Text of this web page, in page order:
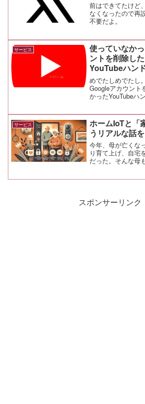
前はできてたけど
なくなったので再
不要だよ。
サービス
使っていなか
ントを削除し
YouTubeハン
になった
めでたしめでたし
Googleアカウント
かったYouTubeハ
解放は数日って期
サービス
ホームIoTと「
うリアルな話
今年、母が亡くな
り育て上げ、自宅
だった。そんな母
い、入院も視野
て自宅で暮らし
スポンサーリンク